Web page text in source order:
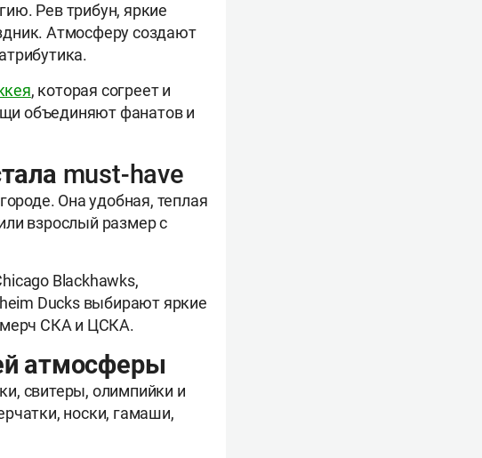
Рев трибун, яркие
Атмосферу создают
, которая согреет и
объединяют фанатов и
must-have
Она удобная, теплая
взрослый размер с
Blackhawks,
Ducks выбирают яркие
мерч СКА и ЦСКА.
атмосферы
свитеры, олимпийки и
носки, гамаши,